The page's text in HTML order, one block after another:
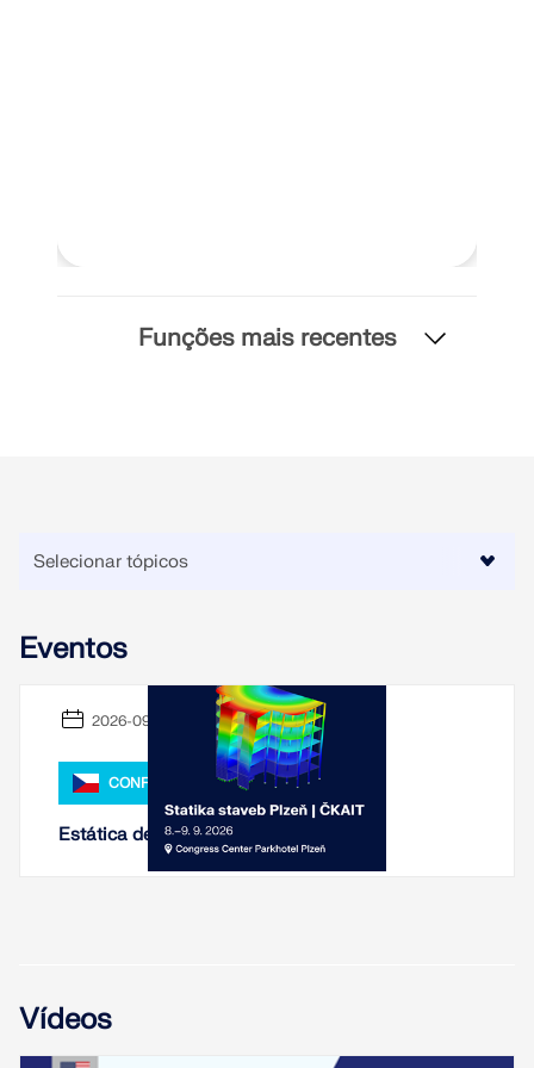
VERIFICAR ZONAS DE CARGA
Funções mais recentes
Eventos
2026-09-08 - 2026-09-09
CONFERÊNCIA
Estática de Estruturas Plzeň 2026
Vídeos